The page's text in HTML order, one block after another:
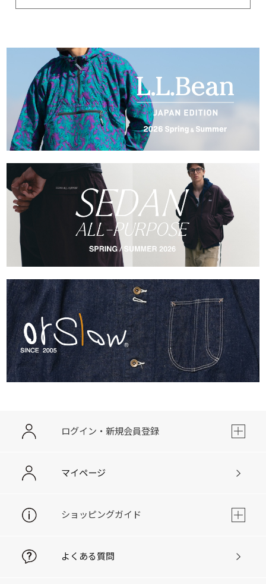
ログイン・新規会員登録
マイページ
ショッピングガイド
よくある質問